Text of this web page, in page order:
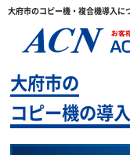
大府市のコピー機・複合機導入に
大府市の
コピー機の導